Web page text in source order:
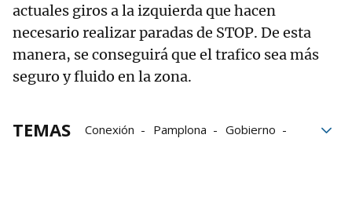
actuales giros a la izquierda que hacen
necesario realizar paradas de STOP. De esta
manera, se conseguirá que el trafico sea más
seguro y fluido en la zona.
TEMAS Conexión Pamplona
Gobierno